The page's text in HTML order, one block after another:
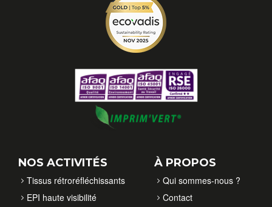
NOS ACTIVITÉS
Tissus rétroréfléchissants
EPI haute visibilité
À PROPOS
Qui sommes-nous ?
Contact